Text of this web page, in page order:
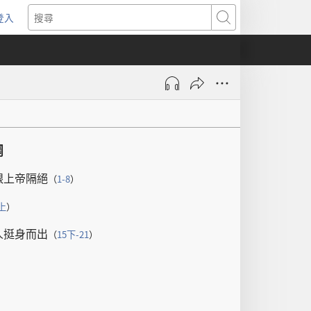
入
開
搜
尋
上帝隔絕 （1-8）
上）
挺身而出 （15下-21）